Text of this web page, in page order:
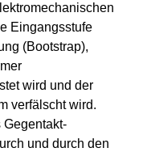
Eingangsstufe
(Bootstrap),
wird und der
verfälscht wird.
Gegentakt-
und durch den